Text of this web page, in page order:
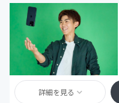
詳細を見る